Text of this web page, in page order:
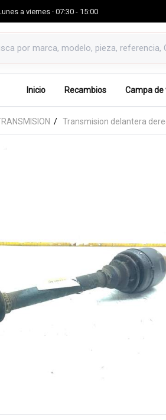
a viernes · 07:30 - 15:00
productos
Inicio Recambios Campa de
Transmision delantera